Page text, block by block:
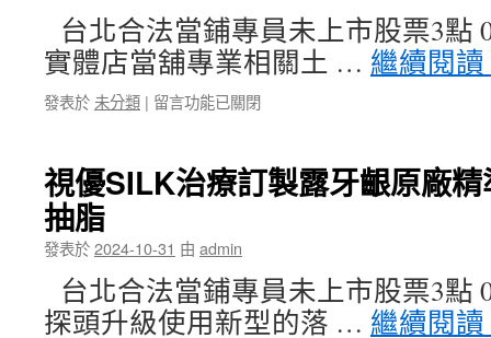
台北合法當鋪專員未上市股票3點
實體店當舖專業相關土 … 繼續閱讀
發表於 未分類 | 在
營
實
體
店
土
留言功能已關閉
視優SILK治療訂製露牙齦原廠
抽脂
發表於2024-10-31 由 admin
台北合法當鋪專員未上市股票3點
探頭升級使用新型的落 … 繼續閱讀